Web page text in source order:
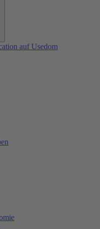
auf Usedom